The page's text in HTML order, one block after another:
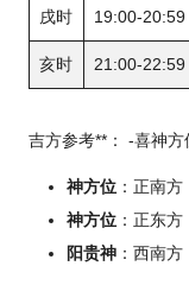
戌时 19:00-20:59
亥时 21:00-22:59
吉方参考**： -喜神方
神方位 ：正南方
神方位 ：正东
阳贵神 ：西南